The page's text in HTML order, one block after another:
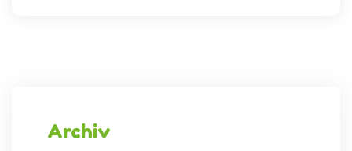
Archiv